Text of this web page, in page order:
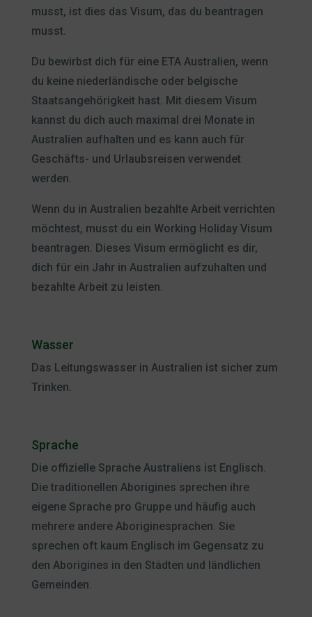
musst, ist dies das Visum, das du beantragen
musst.
Du bewirbst dich für eine ETA Australien, wenn
du keine niederländische oder belgische
Staatsangehörigkeit hast. Mit diesem Visum
kannst du dich auch maximal drei Monate in
Australien aufhalten und es kann auch für
Geschäfts- und Urlaubsreisen verwendet
werden.
Wenn du in Australien bezahlte Arbeit verrichten
möchtest, musst du ein Working Holiday Visum
beantragen. Dieses Visum ermöglicht es dir,
dich für ein Jahr in Australien aufzuhalten und
bezahlte Arbeit zu leisten.
Wasser
Das Leitungswasser in Australien ist sicher zum
Trinken.
Sprache
Die offizielle Sprache Australiens ist Englisch.
Die traditionellen Aborigines sprechen ihre
eigene Sprache pro Gruppe und häufig auch
mehrere andere Aboriginesprachen. Sie
sprechen oft kaum Englisch im Gegensatz zu
den Aborigines in den Städten und ländlichen
Gemeinden.